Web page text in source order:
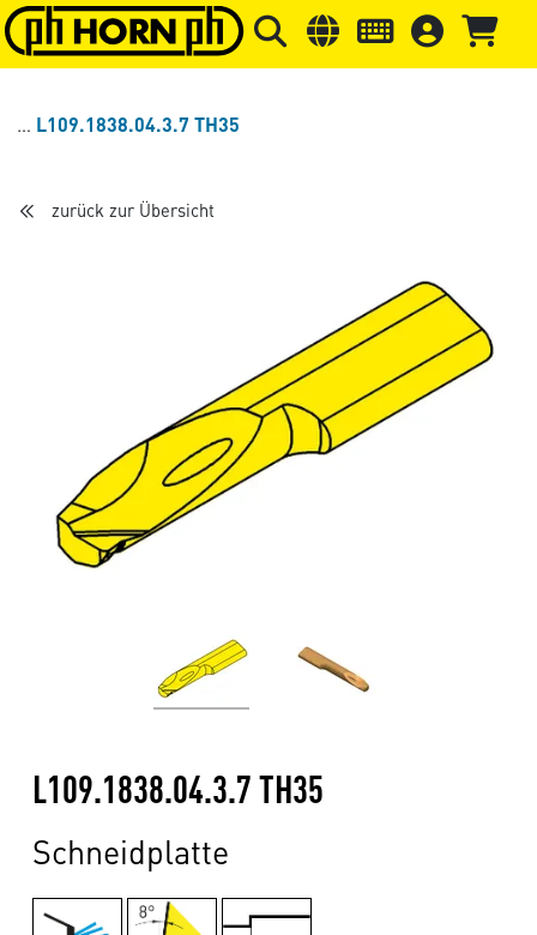
Springe zu Hauptinhalt Springe zum Header Springe
L109.1838.04.3.7 TH35
zurück zur Übersicht
L109.1838.04.3.7 TH35
Schneidplatte